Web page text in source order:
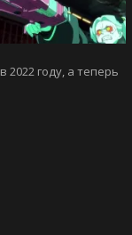
году, а теперь